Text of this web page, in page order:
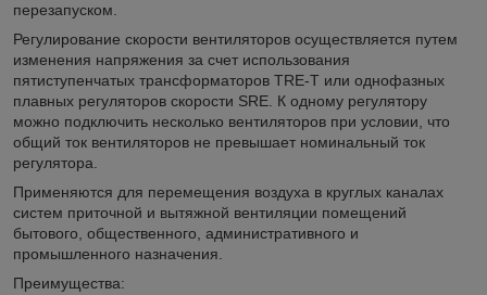
перезапуском.
Регулирование скорости вентиляторов осуществляется путем
изменения напряжения за счет использования
пятиступенчатых трансформаторов TRE-T или однофазных
плавных регуляторов скорости SRE. К одному регулятору
можно подключить несколько вентиляторов при условии, что
общий ток вентиляторов не превышает номинальный ток
регулятора.
Применяются для перемещения воздуха в круглых каналах
систем приточной и вытяжной вентиляции помещений
бытового, общественного, административного и
промышленного назначения.
Преимущества: